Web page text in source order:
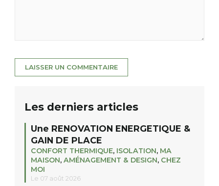
Les derniers articles
Une RENOVATION ENERGETIQUE &
GAIN DE PLACE
CONFORT THERMIQUE, ISOLATION, MA
MAISON, AMÉNAGEMENT & DESIGN, CHEZ
MOI
Le 07 août 2026